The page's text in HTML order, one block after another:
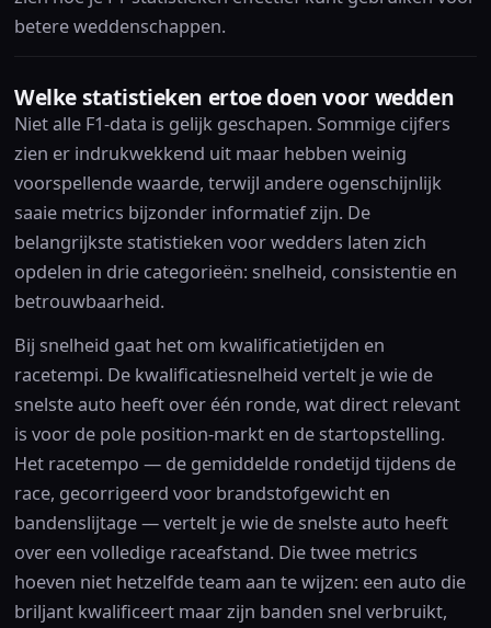
betere weddenschappen.
Welke statistieken ertoe doen voor wedden
Niet alle F1-data is gelijk geschapen. Sommige cijfers
zien er indrukwekkend uit maar hebben weinig
voorspellende waarde, terwijl andere ogenschijnlijk
saaie metrics bijzonder informatief zijn. De
belangrijkste statistieken voor wedders laten zich
opdelen in drie categorieën: snelheid, consistentie en
betrouwbaarheid.
Bij snelheid gaat het om kwalificatietijden en
racetempi. De kwalificatiesnelheid vertelt je wie de
snelste auto heeft over één ronde, wat direct relevant
is voor de pole position-markt en de startopstelling.
Het racetempo — de gemiddelde rondetijd tijdens de
race, gecorrigeerd voor brandstofgewicht en
bandenslijtage — vertelt je wie de snelste auto heeft
over een volledige raceafstand. Die twee metrics
hoeven niet hetzelfde team aan te wijzen: een auto die
briljant kwalificeert maar zijn banden snel verbruikt,